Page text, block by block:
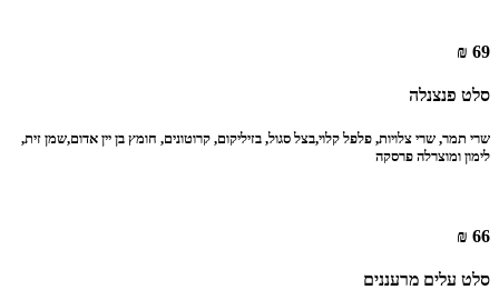
69 ₪
סלט פנצנלה
שרי תמר, שרי צלויות, פלפל קלוי,‏בצל סגול, בזיליקום, קרוטונים, חומץ בן יין אדום,‏שמן זית,
לימון ומוצרלה פרסקה
66 ₪
סלט עלים מרעננים